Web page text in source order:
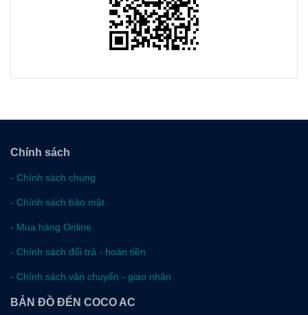
Chính sách
- Chính sách chung
- Chính sách bảo mật
- Mua hàng Online
- Chính sách đổi trả - hoàn tiền
- Chính sách vận chuyển - giao nhận
BẢN ĐỒ ĐẾN COCO AC